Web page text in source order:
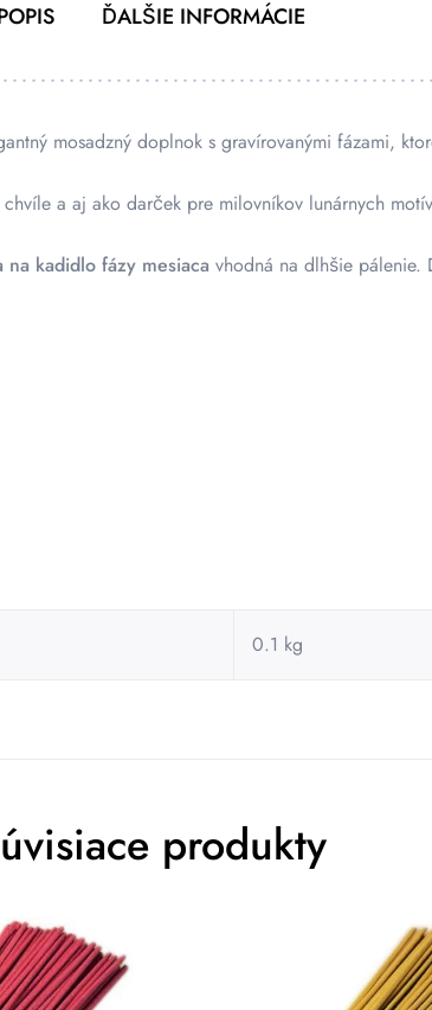
ĎALŠIE INFORMÁCIE
mosadzný doplnok s gravírovanými fázami,
a aj ako darček pre milovníkov lunárnych
na kadidlo fázy mesiaca vhodná na dlhšie pálenie.
0.1 kg
produkty